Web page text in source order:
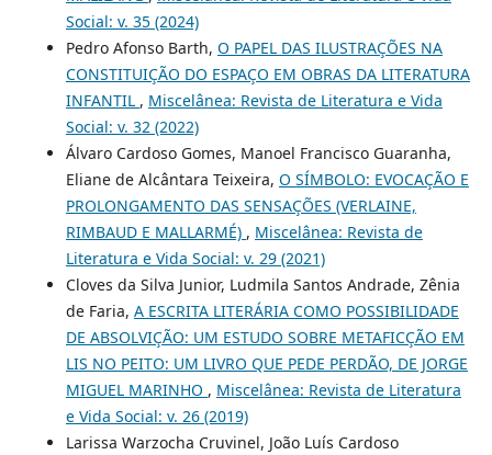
Social: v. 35 (2024)
Pedro Afonso Barth, O PAPEL DAS ILUSTRAÇÕES NA
CONSTITUIÇÃO DO ESPAÇO EM OBRAS DA LITERATURA
INFANTIL , Miscelânea: Revista de Literatura e Vida
Social: v. 32 (2022)
Álvaro Cardoso Gomes, Manoel Francisco Guaranha,
Eliane de Alcântara Teixeira, O SÍMBOLO: EVOCAÇÃO E
PROLONGAMENTO DAS SENSAÇÕES (VERLAINE,
RIMBAUD E MALLARMÉ) , Miscelânea: Revista de
Literatura e Vida Social: v. 29 (2021)
Cloves da Silva Junior, Ludmila Santos Andrade, Zênia
de Faria, A ESCRITA LITERÁRIA COMO POSSIBILIDADE
DE ABSOLVIÇÃO: UM ESTUDO SOBRE METAFICÇÃO EM
LIS NO PEITO: UM LIVRO QUE PEDE PERDÃO, DE JORGE
MIGUEL MARINHO , Miscelânea: Revista de Literatura
e Vida Social: v. 26 (2019)
Larissa Warzocha Cruvinel, João Luís Cardoso